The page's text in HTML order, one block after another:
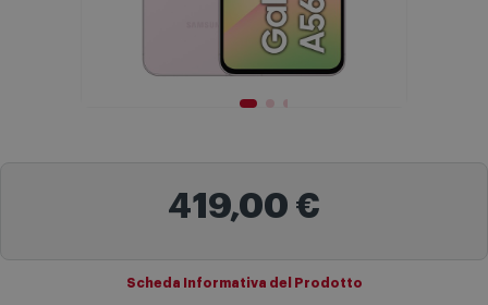
419,00 €
Scheda Informativa del Prodotto